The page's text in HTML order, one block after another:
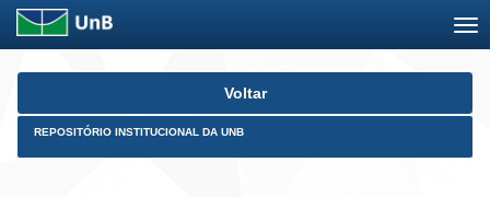
Skip
Voltar
REPOSITÓRIO INSTITUCIONAL DA UNB